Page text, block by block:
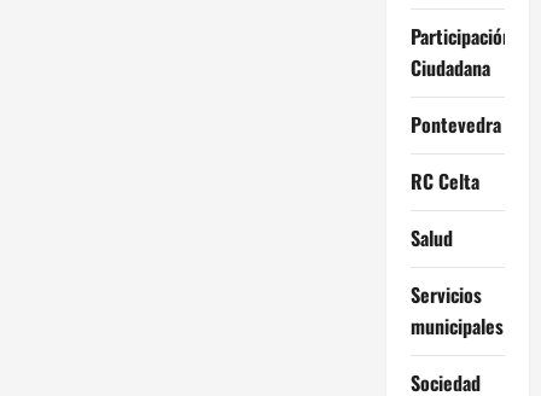
Participación
Ciudadana
Pontevedra
RC Celta
Salud
Servicios
municipales
Sociedad